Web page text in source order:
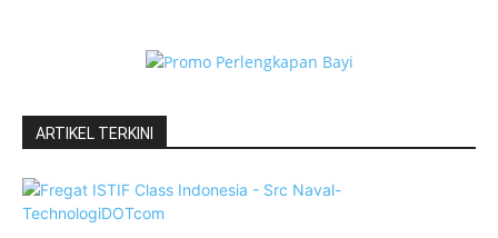
ARTIKEL TERKINI